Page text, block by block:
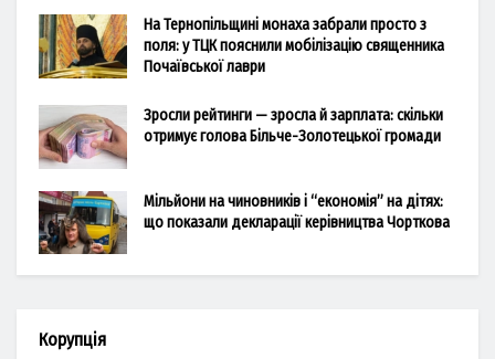
На Тернопільщині монаха забрали просто з
поля: у ТЦК пояснили мобілізацію священника
Почаївської лаври
Зросли рейтинги — зросла й зарплата: скільки
отримує голова Більче-Золотецької громади
Мільйони на чиновників і “економія” на дітях:
що показали декларації керівництва Чорткова
Корупція